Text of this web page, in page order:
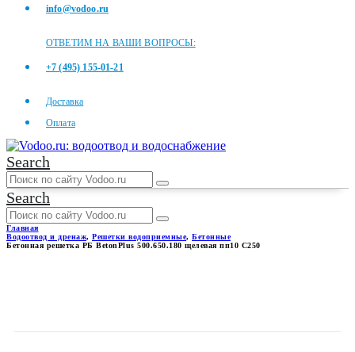
info@vodoo.ru
ОТВЕТИМ НА ВАШИ ВОПРОСЫ:
+7 (495) 155-01-21
Доставка
Оплата
Search
Search
Главная
Водоотвод и дренаж, Решетки водоприемные, Бетонные
Бетонная решетка РБ BetonPlus 500.650.180 щелевая пп10 C250